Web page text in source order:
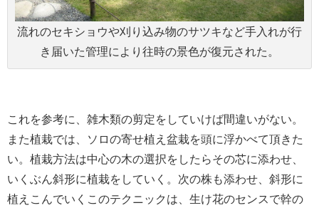
流れのセキショウや刈り込み物のサツキなど手入れが行
き届いた管理により往時の景色が復元された。
これを参考に、雑木類の剪定をしていけば間違いがない。
また植栽では、ソロの寄せ植え盆栽を頭に浮かべて頂きた
い。植栽方法は中心の木の選択をしたらその芯に添わせ、
いくぶん斜形に植栽をしていく。次の株も添わせ、斜形に
植えこんでいくこのテクニックは、生け花のセンスで幹の